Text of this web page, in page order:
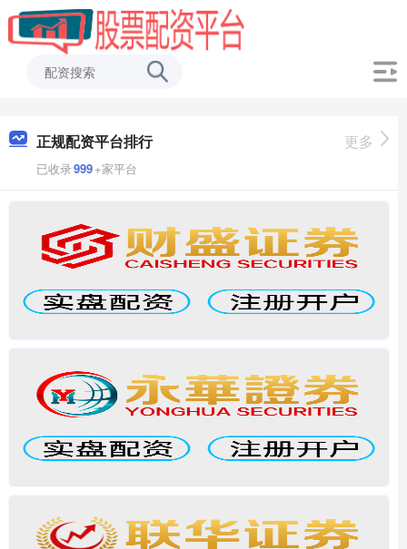
正规配资平台排行
已收录999+家平台
更多